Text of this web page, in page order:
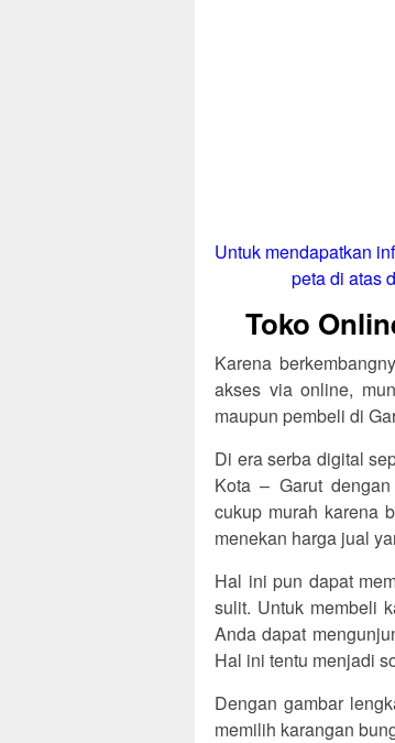
Untuk mendapatkan
peta di atas
Toko
Karena
akses via online,
maupun pembeli di
Di era serba digital
Kota – Garut
cukup murah karena
menekan harga jual
Hal ini pun dapat
sulit. Untuk membeli
Anda dapat
Hal ini tentu menjadi
Dengan gambar
memilih karangan